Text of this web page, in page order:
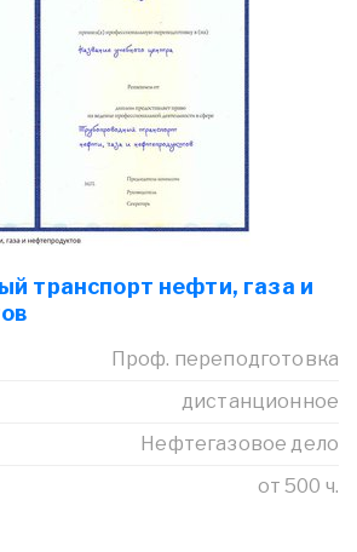
транспорт нефти, газа и
Проф. переподготовка
дистанционное
Нефтегазовое дело
от 500 ч.